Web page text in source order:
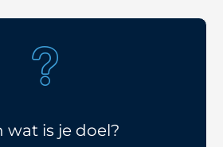
wat is je doel?